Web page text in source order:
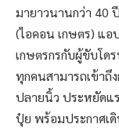
มายาวนานกว่า 40
(ไอคอน เกษตร) แอ
เกษตรกรกับผู้ขับโด
ทุกคนสามารถเข้าถึ
ปลายนิ้ว ประหยัดแ
ปุ๋ย พร้อมประกาศเ